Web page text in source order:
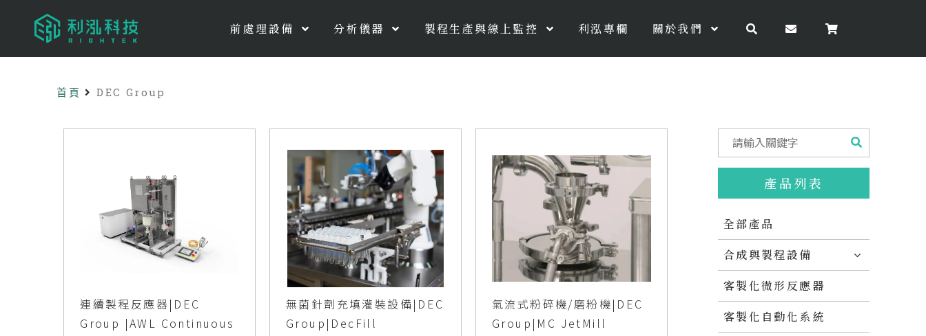
前處理設備 分析儀器 製程生產與線上監控 利泓專欄 關於我們
首頁 DEC Group
產品列表
全部產品
合成與製程設備
客製化微形反應器
客製化自動化系統
連續製程反應器|DEC
Group |AWL Continuous
無菌針劑充填灌裝設備|DEC
Group|DecFill
氣流式粉碎機/磨粉機|DEC
Group|MC JetMill